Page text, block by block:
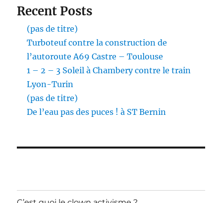
Recent Posts
(pas de titre)
Turboteuf contre la construction de
l’autoroute A69 Castre – Toulouse
1 – 2 – 3 Soleil à Chambery contre le train
Lyon-Turin
(pas de titre)
De l’eau pas des puces ! à ST Bernin